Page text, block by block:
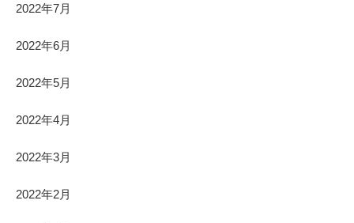
2022年7月
2022年6月
2022年5月
2022年4月
2022年3月
2022年2月